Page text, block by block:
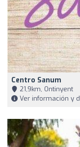
Centro Sanum
21,9km, Ontinyent
Ver información y